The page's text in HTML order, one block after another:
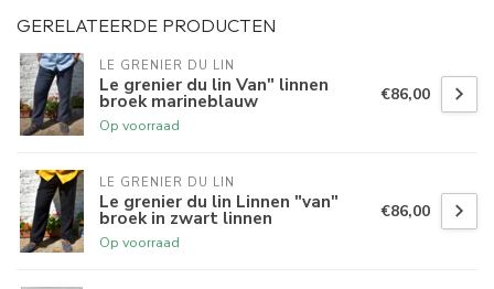
GERELATEERDE PRODUCTEN
LE GRENIER DU LIN
Le grenier du lin Van" linnen
broek marineblauw
Op voorraad
€86,00
LE GRENIER DU LIN
Le grenier du lin Linnen "van"
broek in zwart linnen
Op voorraad
€86,00